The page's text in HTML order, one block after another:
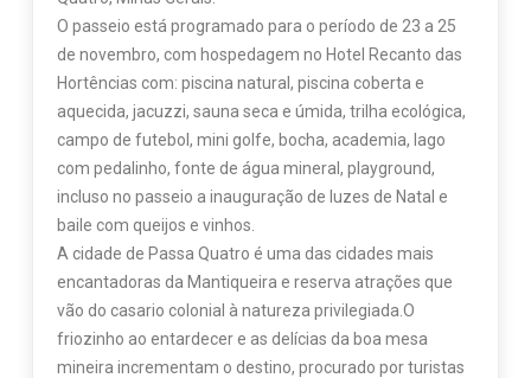
O passeio está programado para o período de 23 a 25
de novembro, com hospedagem no Hotel Recanto das
Hortências com: piscina natural, piscina coberta e
aquecida, jacuzzi, sauna seca e úmida, trilha ecológica,
campo de futebol, mini golfe, bocha, academia, lago
com pedalinho, fonte de água mineral, playground,
incluso no passeio a inauguração de luzes de Natal e
baile com queijos e vinhos.
A cidade de Passa Quatro é uma das cidades mais
encantadoras da Mantiqueira e reserva atrações que
vão do casario colonial à natureza privilegiada.O
friozinho ao entardecer e as delícias da boa mesa
mineira incrementam o destino, procurado por turistas